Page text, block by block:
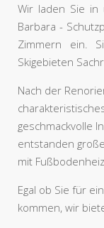
Wir laden Sie in
Barbara -
Zimmern ein.
Skigebieten
Nach der
geschmackvolle
entstanden
mit
Egal ob Sie für
kommen, wir